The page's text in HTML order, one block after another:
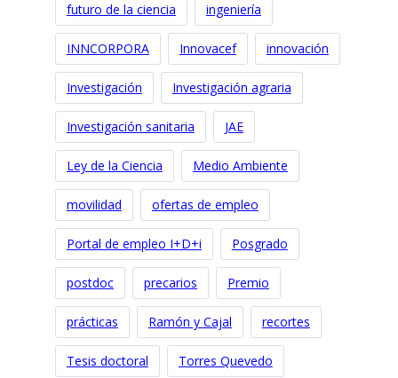
futuro de la ciencia ingeniería
INNCORPORA Innovacef innovación
Investigación Investigación agraria
Investigación sanitaria JAE
Ley de la Ciencia Medio Ambiente
movilidad ofertas de empleo
Portal de empleo I+D+i Posgrado
postdoc precarios Premio
prácticas Ramón y Cajal recortes
Tesis doctoral Torres Quevedo